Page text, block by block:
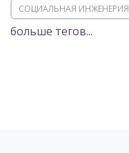
СОЦИАЛЬНАЯ ИНЖЕНЕРИЯ
POSITIVE TECHNOLOGIES
больше тегов...